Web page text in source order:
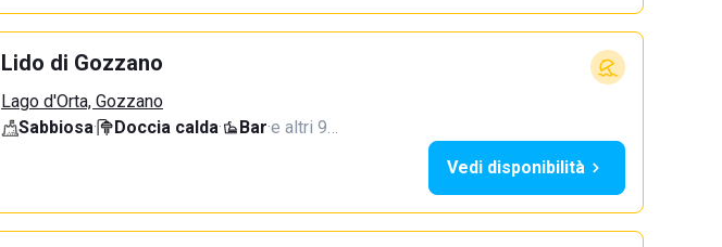
Lido di Gozzano
Lago d'Orta, Gozzano
Sabbiosa· Doccia calda· Bar·e altri 9…
Vedi disponibilità